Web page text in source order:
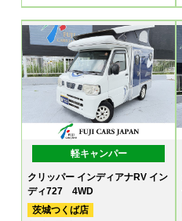
軽キャンパー
クリッパー インディアナRV イン
ディ727 4WD
茨城つくば店